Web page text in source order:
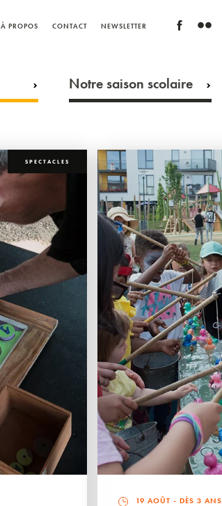
À PROPOS CONTACT NEWSLETTER
Notre saison scolaire
SPECTACLES
19 AOÛT - DÈS 3 ANS